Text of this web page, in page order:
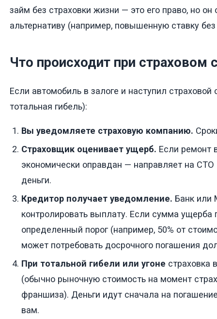
займ без страховки жизни — это его право, но
альтернативу (например, повышенную ставку без
Что происходит при страховом
Если автомобиль в залоге и наступил страховой
тотальная гибель):
Вы уведомляете страховую компанию.
Страховщик оценивает ущерб. Если ремонт
экономически оправдан — направляет на
деньги.
Кредитор получает уведомление. Банк
контролировать выплату. Если сумма
определенный порог (например, 50% от
может потребовать досрочного погашения
При тотальной гибели или угоне страховка
(обычно рыночную стоимость на момент
франшиза). Деньги идут сначала на
вам.